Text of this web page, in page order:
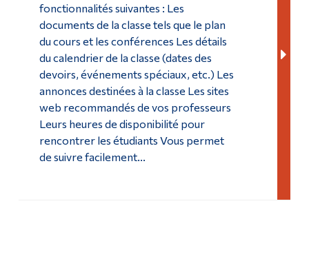
fonctionnalités suivantes : Les
documents de la classe tels que le plan
du cours et les conférences Les détails
du calendrier de la classe (dates des
devoirs, événements spéciaux, etc.) Les
annonces destinées à la classe Les sites
web recommandés de vos professeurs
Leurs heures de disponibilité pour
rencontrer les étudiants Vous permet
de suivre facilement...
Qui vous êtes
Futurs étudiants
Étudiants actuels
Corps enseignant et
personnel administratif
Diplômé·es et visiteur·euses